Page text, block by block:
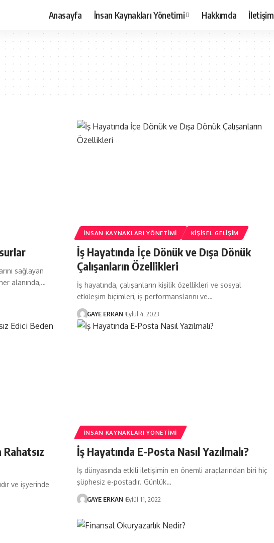
Anasayfa İnsan Kaynakları Yönetimi Hakkımda İletişim
sağlayan
alanında,…
İNSAN KAYNAKLARI YÖNETIMI KIŞISEL GELIŞIM
İş Hayatında İçe Dönük ve Dışa Dönük
Çalışanların Özellikleri
İş hayatında, çalışanların kişilik özellikleri ve sosyal
etkileşim biçimleri, iş performanslarını ve…
GAYE ERKAN Eylül 4, 2023
ve işyerinde
İNSAN KAYNAKLARI YÖNETIMI
İş Hayatında E-Posta Nasıl Yazılmalı?
İş dünyasında etkili iletişimin en önemli araçlarından biri hiç
şüphesiz e-postadır. Günlük…
GAYE ERKAN Eylül 11, 2022